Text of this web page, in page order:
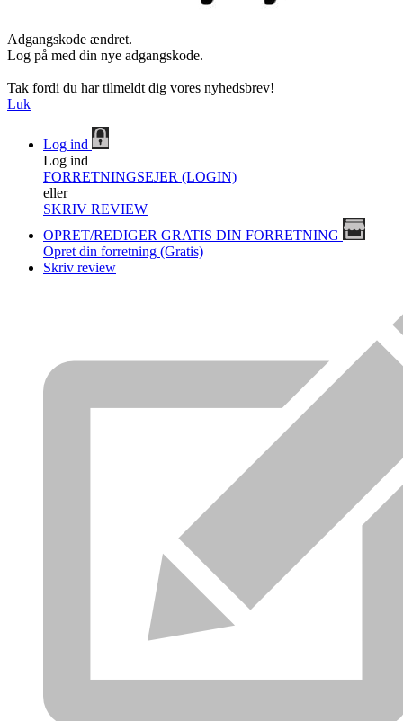
Adgangskode ændret.
Log på med din nye adgangskode.
Tak fordi du har tilmeldt dig vores nyhedsbrev!
Luk
Log ind
Log ind
FORRETNINGSEJER (LOGIN)
eller
SKRIV REVIEW
OPRET/REDIGER GRATIS DIN FORRETNING
Opret din forretning (Gratis)
Skriv review